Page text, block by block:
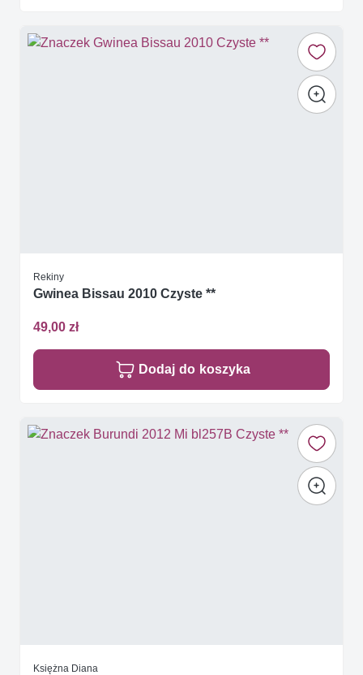
Rekiny
Gwinea Bissau 2010 Czyste **
49,00 zł
Dodaj do koszyka
Księżna Diana